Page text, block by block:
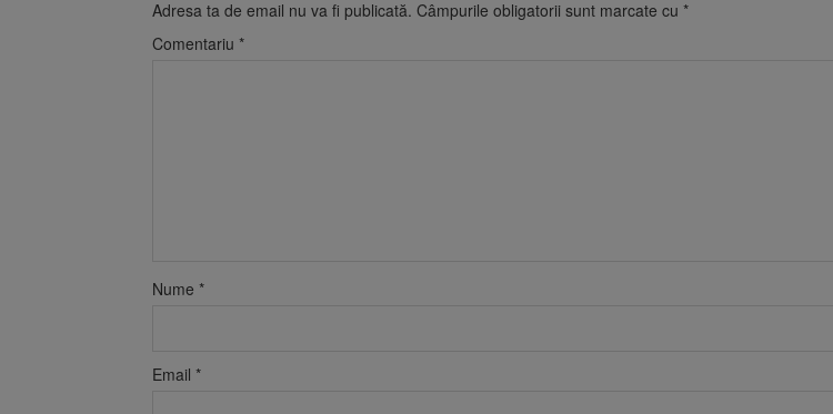
Adresa ta de email nu va fi publicată. Câmpurile obligatorii sunt marcate cu *
Comentariu *
Nume *
Email *